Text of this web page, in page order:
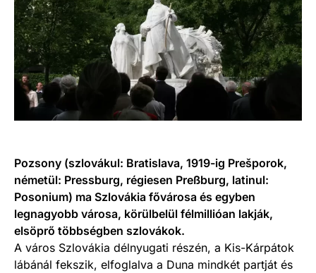
Pozsony (szlovákul: Bratislava, 1919-ig Prešporok,
németül: Pressburg, régiesen Preßburg, latinul:
Posonium) ma Szlovákia fővárosa és egyben
legnagyobb városa, körülbelül félmillióan lakják,
elsöprő többségben szlovákok.
A város Szlovákia délnyugati részén, a Kis-Kárpátok
lábánál fekszik, elfoglalva a Duna mindkét partját és